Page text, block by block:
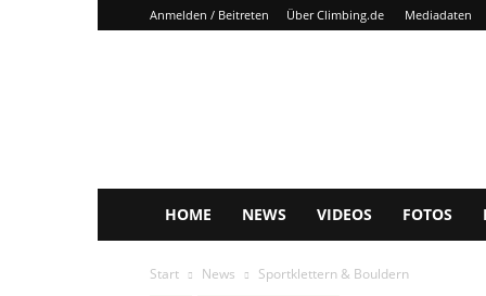
Anmelden / Beitreten Über Climbing.de Mediadaten
HOME NEWS VIDEOS FOTOS
Start News Sportklettern & Bouldern